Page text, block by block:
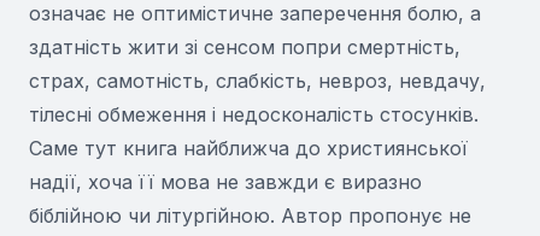
означає не оптимістичне заперечення болю, а
здатність жити зі сенсом попри смертність,
страх, самотність, слабкість, невроз, невдачу,
тілесні обмеження і недосконалість стосунків.
Саме тут книга найближча до християнської
надії, хоча її мова не завжди є виразно
біблійною чи літургійною. Автор пропонує не